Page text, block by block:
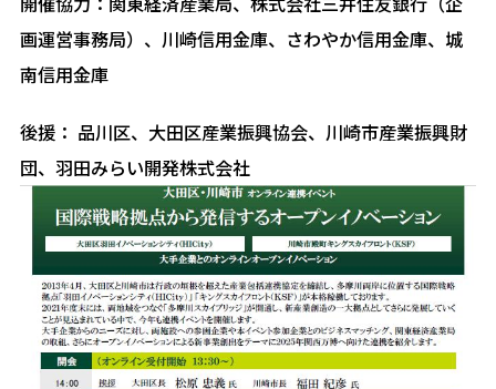
画運営事務局）、川崎信用金庫、さわやか信用金庫、城
南信用金庫
後援： 品川区、大田区産業振興協会、川崎市産業振興財
団、羽田みらい開発株式会社